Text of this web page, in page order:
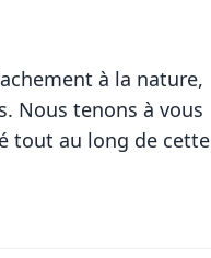
à la nature,
Nous tenons à vous
tout au long de cette